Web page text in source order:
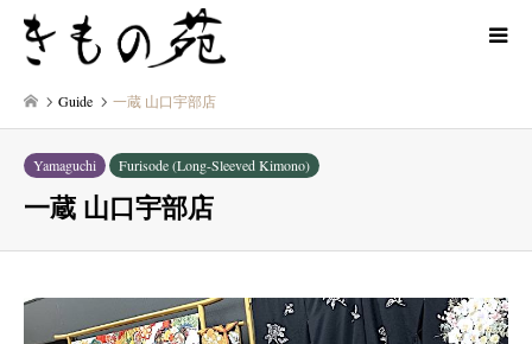
Guide 一蔵 山口宇部店
Yamaguchi Furisode (Long-Sleeved Kimono)
一蔵 山口宇部店